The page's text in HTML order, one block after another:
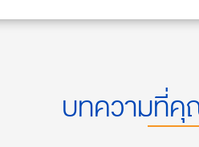
บทความที่คุ